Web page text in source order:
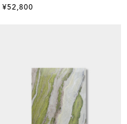
¥52,800